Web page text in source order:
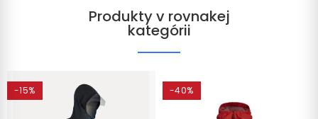
Produkty v rovnakej
kategórii
-15% -40%